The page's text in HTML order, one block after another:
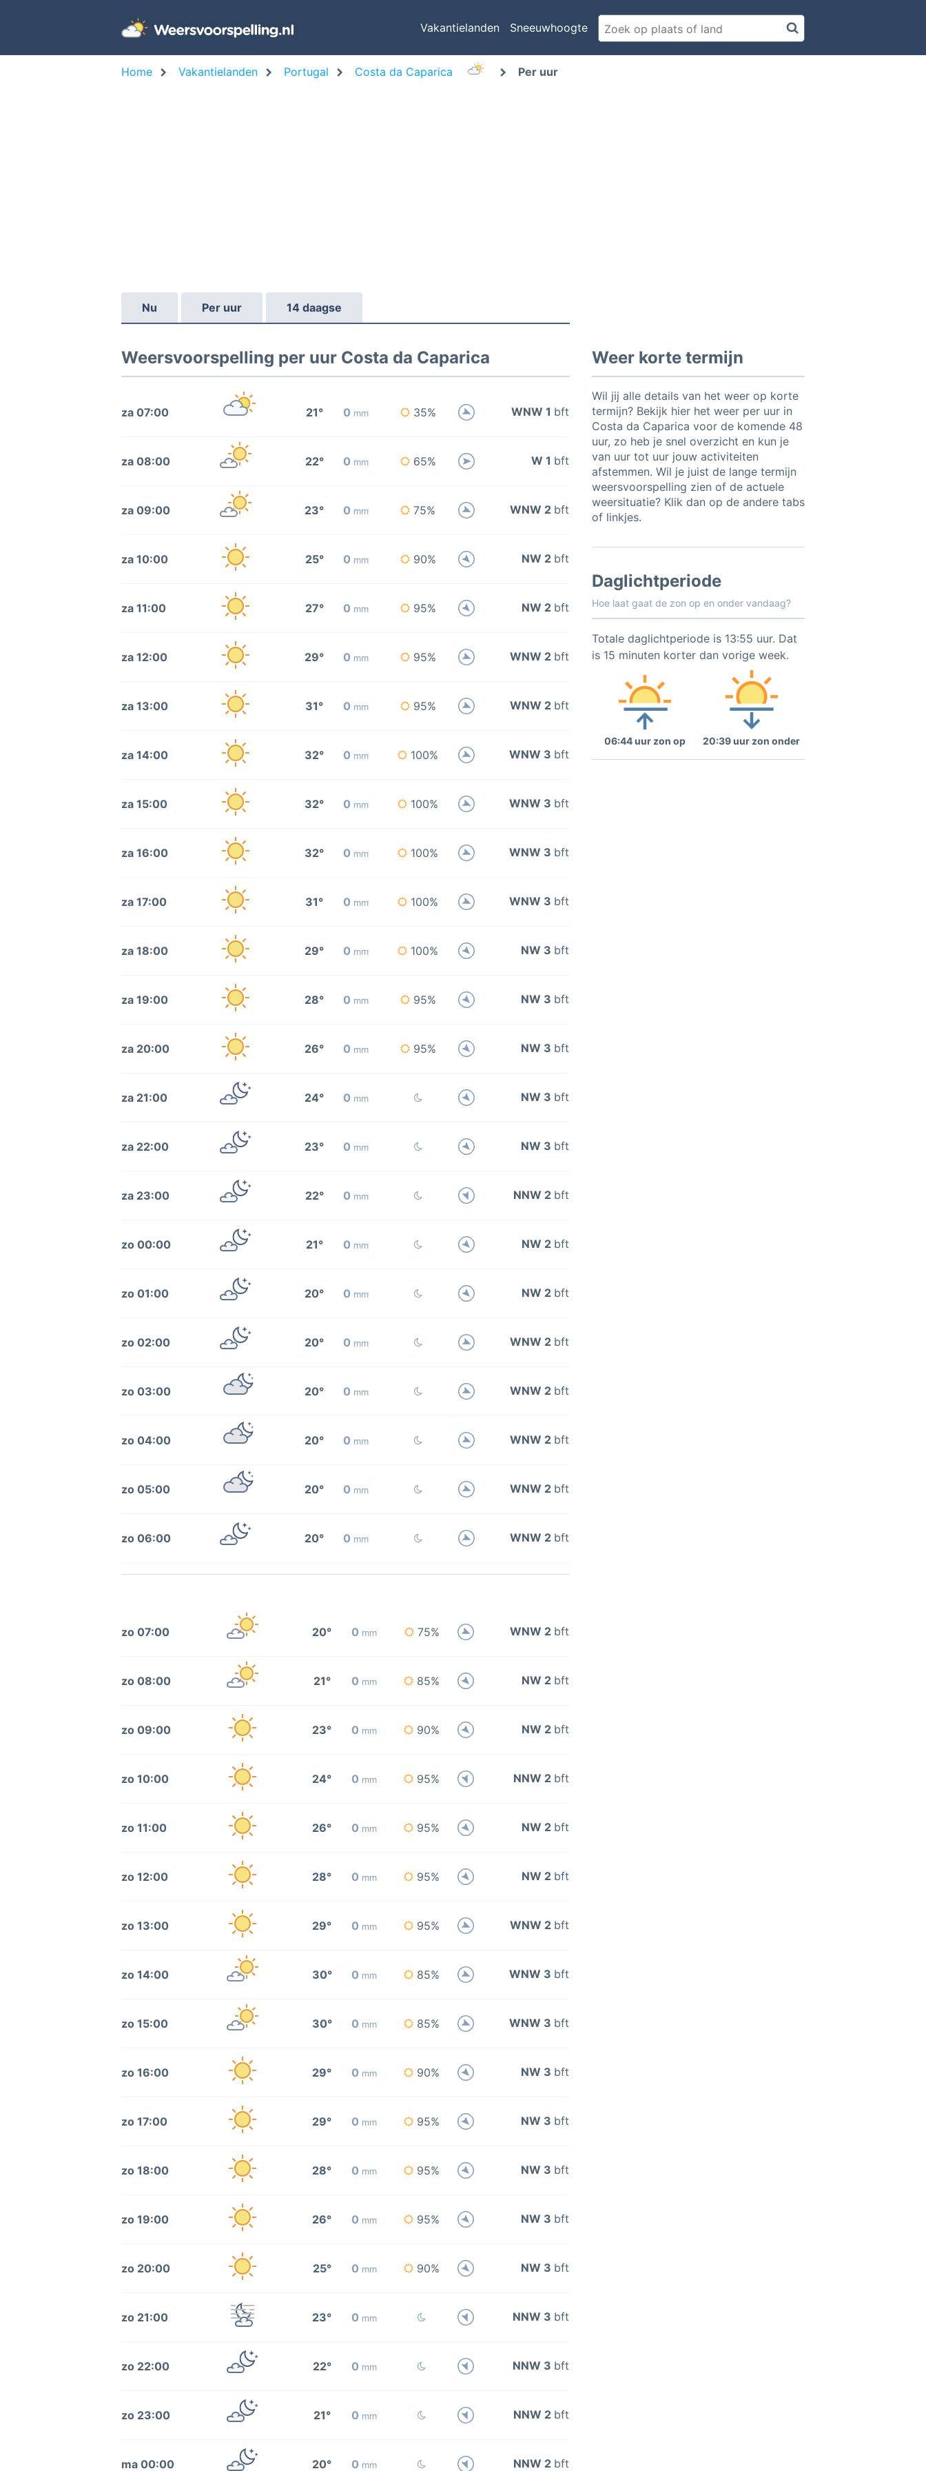
Vakantielanden Sneeuwhoogte
Home Vakantielanden Portugal Costa da Caparica Per uur
Nu Per uur 14 daagse
Weersvoorspelling per uur Costa da Caparica
za 07:00 21° 0 mm 35% WNW 1 bft
za 08:00 22° 0 mm 65% W 1 bft
za 09:00 23° 0 mm 75% WNW 2 bft
za 10:00 25° 0 mm 90% NW 2 bft
za 11:00 27° 0 mm 95% NW 2 bft
za 12:00 29° 0 mm 95% WNW 2 bft
za 13:00 31° 0 mm 95% WNW 2 bft
za 14:00 32° 0 mm 100% WNW 3 bft
za 15:00 32° 0 mm 100% WNW 3 bft
za 16:00 32° 0 mm 100% WNW 3 bft
za 17:00 31° 0 mm 100% WNW 3 bft
za 18:00 29° 0 mm 100% NW 3 bft
za 19:00 28° 0 mm 95% NW 3 bft
za 20:00 26° 0 mm 95% NW 3 bft
za 21:00 24° 0 mm NW 3 bft
za 22:00 23° 0 mm NW 3 bft
za 23:00 22° 0 mm NNW 2 bft
zo 00:00 21° 0 mm NW 2 bft
zo 01:00 20° 0 mm NW 2 bft
zo 02:00 20° 0 mm WNW 2 bft
zo 03:00 20° 0 mm WNW 2 bft
zo 04:00 20° 0 mm WNW 2 bft
zo 05:00 20° 0 mm WNW 2 bft
zo 06:00 20° 0 mm WNW 2 bft
zo 07:00 20° 0 mm 75% WNW 2 bft
zo 08:00 21° 0 mm 85% NW 2 bft
zo 09:00 23° 0 mm 90% NW 2 bft
zo 10:00 24° 0 mm 95% NNW 2 bft
zo 11:00 26° 0 mm 95% NW 2 bft
zo 12:00 28° 0 mm 95% NW 2 bft
zo 13:00 29° 0 mm 95% WNW 2 bft
zo 14:00 30° 0 mm 85% WNW 3 bft
zo 15:00 30° 0 mm 85% WNW 3 bft
zo 16:00 29° 0 mm 90% NW 3 bft
zo 17:00 29° 0 mm 95% NW 3 bft
zo 18:00 28° 0 mm 95% NW 3 bft
zo 19:00 26° 0 mm 95% NW 3 bft
zo 20:00 25° 0 mm 90% NW 3 bft
zo 21:00 23° 0 mm NNW 3 bft
zo 22:00 22° 0 mm NNW 3 bft
zo 23:00 21° 0 mm NNW 2 bft
ma 00:00 20° 0 mm NNW 2 bft
Weer korte termijn
Wil jij alle details van het weer op korte
termijn? Bekijk hier het weer per uur in
Costa da Caparica voor de komende 48
uur, zo heb je snel overzicht en kun je
van uur tot uur jouw activiteiten
afstemmen. Wil je juist de lange termijn
weersvoorspelling zien of de actuele
weersituatie? Klik dan op de andere tabs
of linkjes.
Daglichtperiode
Hoe laat gaat de zon op en onder vandaag?
Totale daglichtperiode is 13:55 uur. Dat
is 15 minuten korter dan vorige week.
06:44 uur zon op 20:39 uur zon onder